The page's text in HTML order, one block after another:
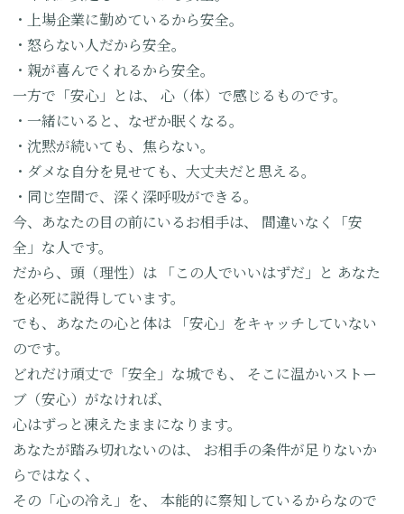
・上場企業に勤めているから安全。
・怒らない人だから安全。
・親が喜んでくれるから安全。
一方で「安心」とは、
心（体）で感じるものです。
・一緒にいると、なぜか眠くなる。
・沈黙が続いても、焦らない。
・ダメな自分を見せても、大丈夫だと思える。
・同じ空間で、深く深呼吸ができる。
今、あなたの目の前にいるお相手は、
間違いなく「安
全」な人です。
だから、頭（理性）は
「この人でいいはずだ」と あなた
を必死に説得しています。
でも、あなたの心と体は
「安心」をキャッチしていない
のです。
どれだけ頑丈で「安全」な城でも、
そこに温かいストー
ブ（安心）がなければ、
心はずっと凍えたままになります。
あなたが踏み切れないのは、
お相手の条件が足りないか
らではなく、
その「心の冷え」を、
本能的に察知しているからなので